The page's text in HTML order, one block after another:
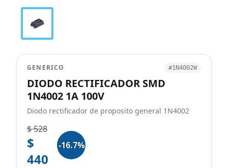
GENERICO #1N4002W
DIODO RECTIFICADOR SMD
1N4002 1A 100V
Diodo rectificador de proposito general 1N4002
$ 528
$
440
-16.7%